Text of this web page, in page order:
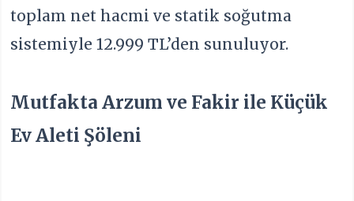
toplam net hacmi ve statik soğutma
sistemiyle 12.999 TL’den sunuluyor.
Mutfakta Arzum ve Fakir ile Küçük
Ev Aleti Şöleni